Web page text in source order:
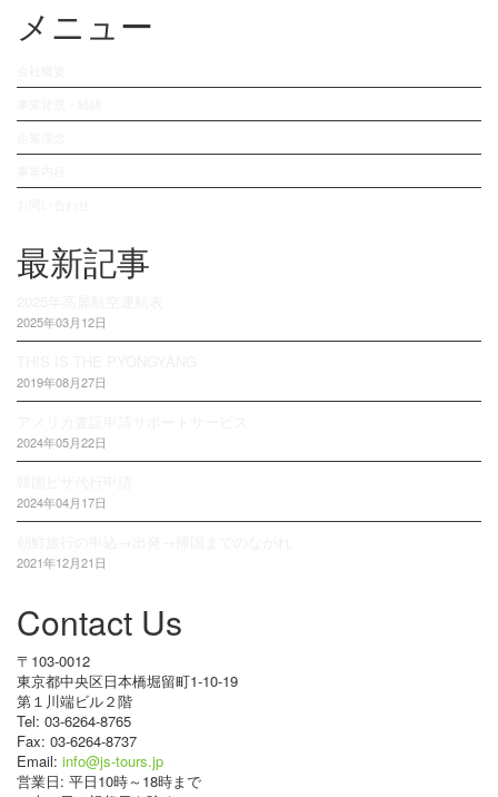
メニュー
最新記事
2025年03月12日
2019年08月27日
2024年05月22日
2024年04月17日
2021年12月21日
Contact Us
〒103-0012
東京都中央区日本橋堀留町1-10-19
第１川端ビル２階
Tel: 03-6264-8765
Fax: 03-6264-8737
Email: info@js-tours.jp
営業日: 平日10時～18時まで